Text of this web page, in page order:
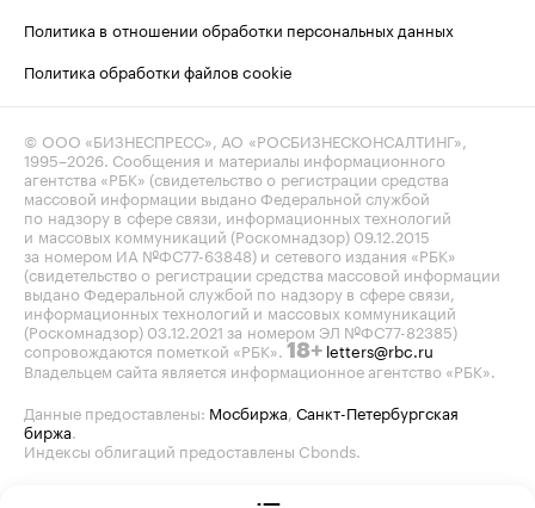
Политика в отношении обработки персональных данных
Политика обработки файлов cookie
© ООО «БИЗНЕСПРЕСС», АО «РОСБИЗНЕСКОНСАЛТИНГ»,
1995–2026. Сообщения и материалы информационного
агентства «РБК» (свидетельство о регистрации средства
массовой информации выдано Федеральной службой
по надзору в сфере связи, информационных технологий
и массовых коммуникаций (Роскомнадзор) 09.12.2015
за номером ИА №ФС77-63848) и сетевого издания «РБК»
(свидетельство о регистрации средства массовой информации
выдано Федеральной службой по надзору в сфере связи,
информационных технологий и массовых коммуникаций
(Роскомнадзор) 03.12.2021 за номером ЭЛ №ФС77-82385)
сопровождаются пометкой «РБК». 18+ letters@rbc.ru
Владельцем сайта является информационное агентство «РБК».
Данные предоставлены: Мосбиржа, Санкт-Петербургская
биржа.
Индексы облигаций предоставлены Cbonds.